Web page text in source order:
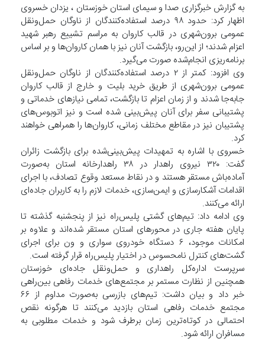
به گزارش خبرگزاری صدا و سیمای استان خوزستان ، یزدان خسروی
اظهار کرد: حدود ۹۸ درصد استفاده‌کنندگان از ناوگان حمل‌ونقل
عمومی برون‌شهری در قالب کاروان به مراسم تشییع رهبر شهید
اعزام شدند؛ از این‌رو، بازگشت آنان نیز با همان کاروان‌ها و بر اساس
برنامه‌ریزی انجام‌شده صورت می‌گیرد.
وی افزود: کمتر از ۲ درصد استفاده‌کنندگان از ناوگان حمل‌ونقل
عمومی برون‌شهری از طریق خرید بلیت و خارج از قالب کاروان
جابه‌جا شدند و از زمان اعزام تا بازگشت، تمامی نیازهای خدماتی و
پشتیبانی سفر برای آنان پیش‌بینی شده است و نیز اتوبوس‌های
پشتیبان نیز در مقاطع مختلف زمانی، کاروان‌ها را همراهی خواهند
کرد.
خسروی با اشاره به تمهیدات پیش‌بینی‌شده برای بازگشت زائران
گفت: ۳۲۰ نیروی راهدار در ۳۸ راهدارخانه استان به‌صورت
آماده‌باش مستقر هستند و در نقاط مستعد وقوع تصادف، با اجرای
اقدامات آشکارسازی و ایمن‌سازی، خدمات لازم را به کاربران جاده‌ای
ارائه می‌کنند.
وی ادامه داد: تیم‌های گشتی پلیس‌راه نیز از پنجشنبه گذشته تا
پایان هفته جاری در محورهای استان مستقر شده‌اند و علاوه بر
امکانات موجود، ۶ دستگاه خودروی سواری و ون برای اجرای
گشت‌های کنترل نامحسوس در اختیار پلیس‌راه قرار گرفته است.
سرپرست اداره‌کل راهداری و حمل‌ونقل جاده‌ای خوزستان
همچنین از نظارت مستمر بر مجتمع‌های خدمات رفاهی بین‌راهی
خبر داد و بیان داشت: تیم‌های بازرسی به‌صورت مداوم از ۶۶
مجتمع خدمات رفاهی استان بازدید می‌کنند تا هرگونه نقص
احتمالی در کوتاه‌ترین زمان برطرف شود و خدمات مطلوبی به
مسافران ارائه شود.